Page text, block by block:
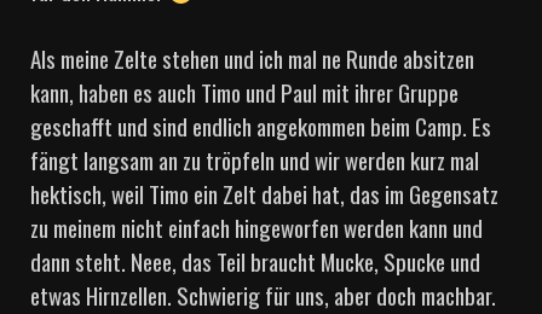
Als meine Zelte stehen und ich mal ne Runde absitzen
kann, haben es auch Timo und Paul mit ihrer Gruppe
geschafft und sind endlich angekommen beim Camp. Es
fängt langsam an zu tröpfeln und wir werden kurz mal
hektisch, weil Timo ein Zelt dabei hat, das im Gegensatz
zu meinem nicht einfach hingeworfen werden kann und
dann steht. Neee, das Teil braucht Mucke, Spucke und
etwas Hirnzellen. Schwierig für uns, aber doch machbar.